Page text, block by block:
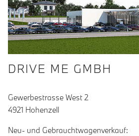
DRIVE ME GMBH
Gewerbestrasse West 2
4921 Hohenzell
Neu- und Gebrauchtwagenverkauf: